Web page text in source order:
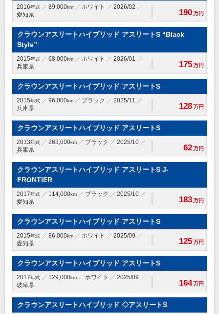
2016年式 89,000km ホワイト
2026/02
愛知県
190万円
クラウンアスリートハイブリッド アスリートS “Black
Style”
2015年式 68,000km ホワイト
2026/01
兵庫県
175万円
クラウンアスリートハイブリッド アスリートS
2015年式 96,000km ブラック
2025/11
兵庫県
128万円
クラウンアスリートハイブリッド アスリートS
2013年式 263,000km ブラック
2025/10
兵庫県
62万円
クラウンアスリートハイブリッド アスリートS J-
FRONTIER
2017年式 114,000km ブラック
2025/10
愛知県
183万円
クラウンアスリートハイブリッド アスリートS
2015年式 86,000km ホワイト
2025/09
愛知県
125万円
クラウンアスリートハイブリッド アスリートS
2017年式 129,000km ホワイト
2025/09
岐阜県
164万円
クラウンアスリートハイブリッド ◇アスリートS